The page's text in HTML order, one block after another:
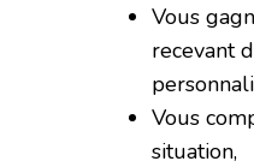
Vous
recevant
Vous
situation,